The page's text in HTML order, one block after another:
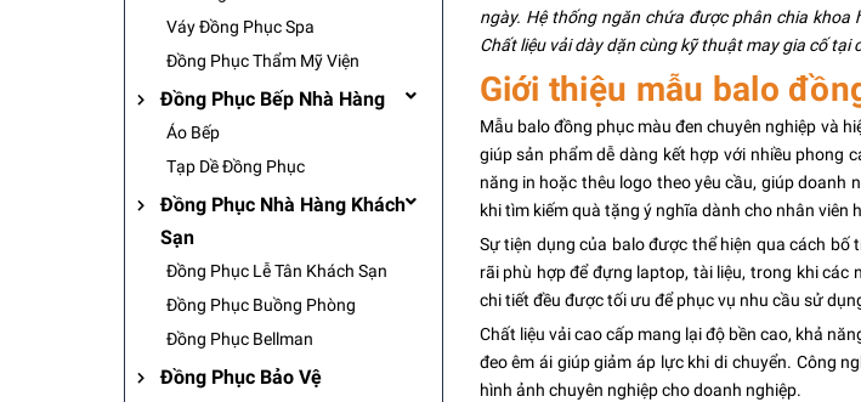
ngày. Hệ thống ngăn chứa được phân chia
Chất liệu vải dày dặn cùng kỹ thuật may gia cố
Giới thiệu mẫu balo
Mẫu balo đồng phục màu đen chuyên nghiệp và
giúp sản phẩm dễ dàng kết hợp với nhiều phong
năng in hoặc thêu logo theo yêu cầu, giúp
khi tìm kiếm quà tặng ý nghĩa dành cho nhân viên
Sự tiện dụng của balo được thể hiện qua cách
rãi phù hợp để đựng laptop, tài liệu, trong khi
chi tiết đều được tối ưu để phục vụ nhu cầu sử
Chất liệu vải cao cấp mang lại độ bền cao, khả
đeo êm ái giúp giảm áp lực khi di chuyển. Công
hình ảnh chuyên nghiệp cho doanh nghiệp.
Váy Đồng Phục Spa
Đồng Phục Thẩm Mỹ Viện
Đồng Phục Bếp Nhà Hàng
Áo Bếp
Tạp Dề Đồng Phục
Đồng Phục Nhà Hàng Khách
Sạn
Đồng Phục Lễ Tân Khách Sạn
Đồng Phục Buồng Phòng
Đồng Phục Bellman
Đồng Phục Bảo Vệ